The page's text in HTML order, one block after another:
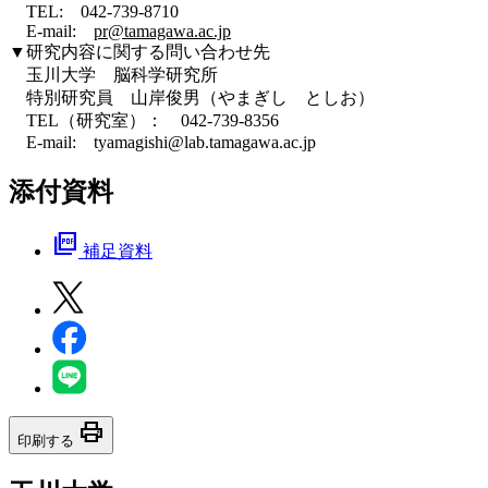
TEL: 042-739-8710
E-mail: pr@tamagawa.ac.jp
▼研究内容に関する問い合わせ先
玉川大学 脳科学研究所
特別研究員 山岸俊男（やまぎし としお）
TEL（研究室）： 042-739-8356
E-mail: tyamagishi@lab.tamagawa.ac.jp
添付資料
picture_as_pdf 補足資料
印刷する print